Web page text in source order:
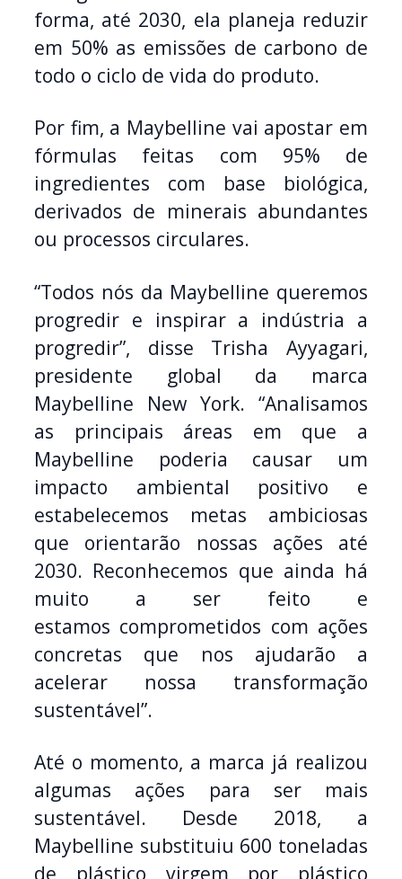
forma, até 2030, ela planeja reduzir
em 50% as emissões de carbono de
todo o ciclo de vida do produto.
Por fim, a Maybelline vai apostar em
fórmulas feitas com 95% de
ingredientes com base biológica,
derivados de minerais abundantes
ou processos circulares.
“Todos nós da Maybelline queremos
progredir e inspirar a indústria a
progredir”, disse Trisha Ayyagari,
presidente global da marca
Maybelline New York. “Analisamos
as principais áreas em que a
Maybelline poderia causar um
impacto ambiental positivo e
estabelecemos metas ambiciosas
que orientarão nossas ações até
2030. Reconhecemos que ainda há
muito a ser feito e
estamos comprometidos com ações
concretas que nos ajudarão a
acelerar nossa transformação
sustentável”.
Até o momento, a marca já realizou
algumas ações para ser mais
sustentável. Desde 2018, a
Maybelline substituiu 600 toneladas
de plástico virgem por plástico